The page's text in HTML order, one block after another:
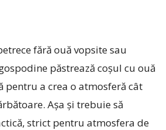
fără ouă vopsite sau
păstrează coșul cu ouă
pentru a crea o atmosferă cât
Așa și trebuie să
strict pentru atmosfera de